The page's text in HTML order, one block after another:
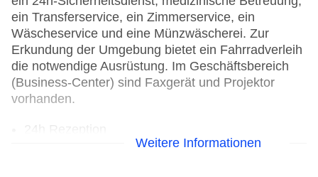
ein Transferservice, ein Zimmerservice, ein
Wäscheservice und eine Münzwäscherei. Zur
Erkundung der Umgebung bietet ein Fahrradverleih
die notwendige Ausrüstung. Im Geschäftsbereich
(Business-Center) sind Faxgerät und Projektor
vorhanden.
Weitere Informationen